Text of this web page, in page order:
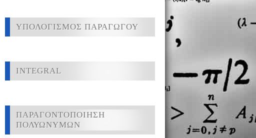
ΥΠΟΛΟΓΙΣΜΟΣ ΠΑΡΑΓΩΓΟΥ
INTEGRAL
ΠΑΡΑΓΟΝΤΟΠΟΙΗΣΗ
ΠΟΛΥΩΝΥΜΩΝ